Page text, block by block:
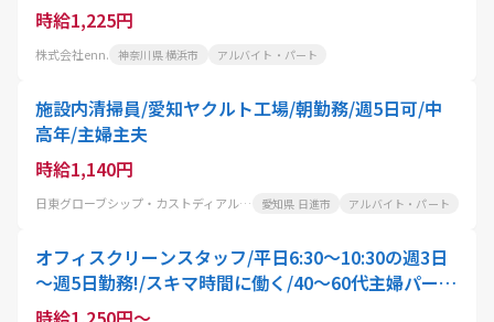
時給1,225円
株式会社enn. 神奈川県 横浜市 アルバイト・パート
施設内清掃員/愛知ヤクルト工場/朝勤務/週5日可/中
高年/主婦主夫
時給1,140円
日東グローブシップ・カストディアル・サービス株式会社 愛知県 日進市 アルバイト・パート
オフィスクリーンスタッフ/平日6:30～10:30の週3日
～週5日勤務!/スキマ時間に働く/40～60代主婦パート
活躍中